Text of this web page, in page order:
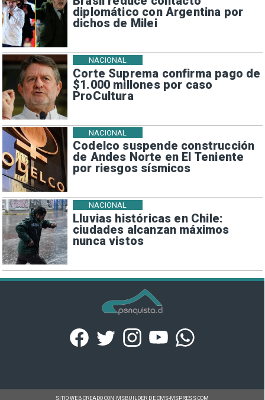
diplomático con Argentina por
dichos de Milei
Corte Suprema confirma pago de
$1.000 millones por caso
ProCultura
NACIONAL
Codelco suspende construcción
de Andes Norte en El Teniente
por riesgos sísmicos
NACIONAL
Lluvias históricas en Chile:
ciudades alcanzan máximos
nunca vistos
NACIONAL
SITIO WEB CREADO CON MSBUILDER DE CMS-MSPRESS.COM